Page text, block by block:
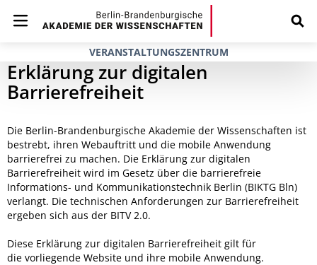
VERANSTALTUNGSZENTRUM
Erklärung zur digitalen
Barrierefreiheit
Die Berlin-Brandenburgische Akademie der Wissenschaften ist
bestrebt, ihren Webauftritt und die mobile Anwendung
barrierefrei zu machen. Die Erklärung zur digitalen
Barrierefreiheit wird im Gesetz über die barrierefreie
Informations- und Kommunikationstechnik Berlin (BIKTG Bln)
verlangt. Die technischen Anforderungen zur Barrierefreiheit
ergeben sich aus der BITV 2.0.
Diese Erklärung zur digitalen Barrierefreiheit gilt für
die vorliegende Website und ihre mobile Anwendung.